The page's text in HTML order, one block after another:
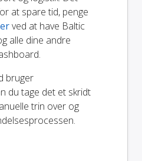
at spare tid, penge
ved at have Baltic
alle dine andre
bruger
du tage det et skridt
trin over og